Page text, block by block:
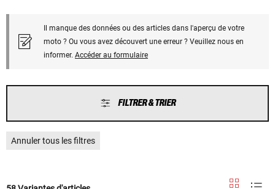
Il manque des données ou des articles dans l'aperçu de votre
moto ? Ou vous avez découvert une erreur ? Veuillez nous en
informer. Accéder au formulaire
FILTRER & TRIER
Annuler tous les filtres